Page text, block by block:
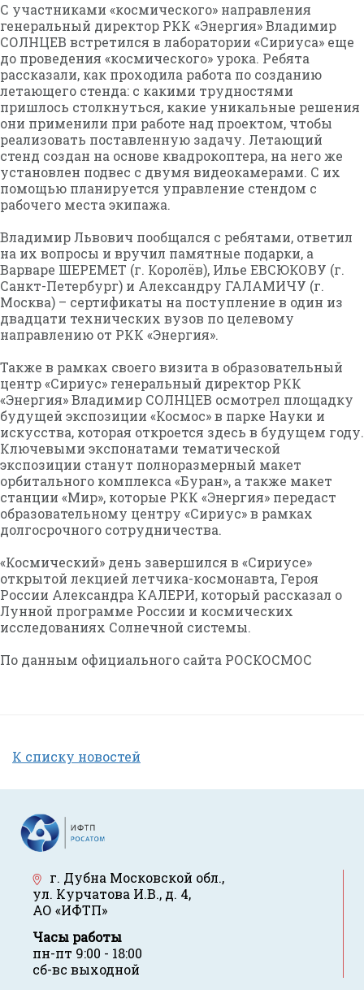
С участниками «космического» направления
генеральный директор РКК «Энергия» Владимир
СОЛНЦЕВ встретился в лаборатории «Сириуса» еще
до проведения «космического» урока. Ребята
рассказали, как проходила работа по созданию
летающего стенда: с какими трудностями
пришлось столкнуться, какие уникальные решения
они применили при работе над проектом, чтобы
реализовать поставленную задачу. Летающий
стенд создан на основе квадрокоптера, на него же
установлен подвес с двумя видеокамерами. С их
помощью планируется управление стендом с
рабочего места экипажа.
Владимир Львович пообщался с ребятами, ответил
на их вопросы и вручил памятные подарки, а
Варваре ШЕРЕМЕТ (г. Королёв), Илье ЕВСЮКОВУ (г.
Санкт-Петербург) и Александру ГАЛАМИЧУ (г.
Москва) – сертификаты на поступление в один из
двадцати технических вузов по целевому
направлению от РКК «Энергия».
Также в рамках своего визита в образовательный
центр «Сириус» генеральный директор РКК
«Энергия» Владимир СОЛНЦЕВ осмотрел площадку
будущей экспозиции «Космос» в парке Науки и
искусства, которая откроется здесь в будущем году.
Ключевыми экспонатами тематической
экспозиции станут полноразмерный макет
орбитального комплекса «Буран», а также макет
станции «Мир», которые РКК «Энергия» передаст
образовательному центру «Сириус» в рамках
долгосрочного сотрудничества.
«Космический» день завершился в «Сириусе»
открытой лекцией летчика-космонавта, Героя
России Александра КАЛЕРИ, который рассказал о
Лунной программе России и космических
исследованиях Солнечной системы.
По данным официального сайта РОСКОСМОС
К списку новостей
г. Дубна Московской обл.,
ул. Курчатова И.В., д. 4,
АО «ИФТП»
Часы работы
пн-пт 9:00 - 18:00
сб-вс выходной